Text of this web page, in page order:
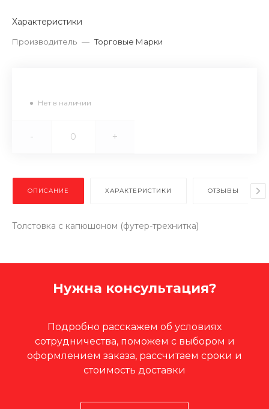
Характеристики
Производитель — Торговые Марки
Нет в наличии
- +
ОПИСАНИЕ ХАРАКТЕРИСТИКИ ОТЗЫВЫ
Толстовка с капюшоном (футер-трехнитка)
Нужна консультация?
Подробно расскажем об условиях
сотрудничества, поможем с выбором и
оформлением заказа, рассчитаем сроки и
стоимость доставки